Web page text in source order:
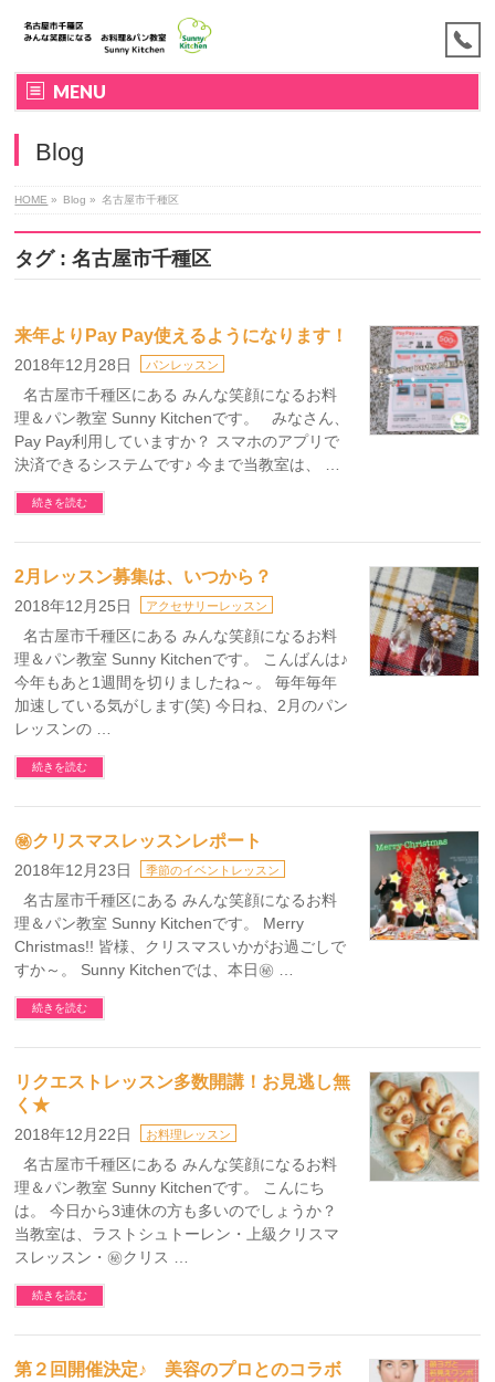
MENU
Blog
HOME » Blog » 名古屋市千種区
タグ : 名古屋市千種区
来年よりPay Pay使えるようになります！
2018年12月28日 パンレッスン
名古屋市千種区にある みんな笑顔になるお料
理＆パン教室 Sunny Kitchenです。 みなさん、
Pay Pay利用していますか？ スマホのアプリで
決済できるシステムです♪ 今まで当教室は、 …
続きを読む
2月レッスン募集は、いつから？
2018年12月25日 アクセサリーレッスン
名古屋市千種区にある みんな笑顔になるお料
理＆パン教室 Sunny Kitchenです。 こんばんは♪
今年もあと1週間を切りましたね～。 毎年毎年
加速している気がします(笑) 今日ね、2月のパン
レッスンの …
続きを読む
㊙クリスマスレッスンレポート
2018年12月23日 季節のイベントレッスン
名古屋市千種区にある みんな笑顔になるお料
理＆パン教室 Sunny Kitchenです。 Merry
Christmas!! 皆様、クリスマスいかがお過ごしで
すか～。 Sunny Kitchenでは、本日㊙ …
続きを読む
リクエストレッスン多数開講！お見逃し無
く★
2018年12月22日 お料理レッスン
名古屋市千種区にある みんな笑顔になるお料
理＆パン教室 Sunny Kitchenです。 こんにち
は。 今日から3連休の方も多いのでしょうか？
当教室は、ラストシュトーレン・上級クリスマ
スレッスン・㊙クリス …
続きを読む
第２回開催決定♪ 美容のプロとのコラボ